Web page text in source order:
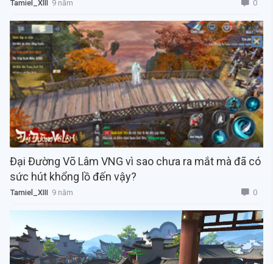
Tamiel_XIII 9 năm 0
Đại Đường Võ Lâm VNG vì sao chưa ra mắt mà đã có
sức hút khổng lồ đến vậy?
Tamiel_XIII 9 năm 0